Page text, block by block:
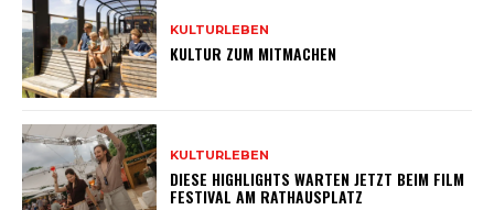
KULTURLEBEN
KULTUR ZUM MITMACHEN
KULTURLEBEN
DIESE HIGHLIGHTS WARTEN JETZT BEIM FILM
FESTIVAL AM RATHAUSPLATZ